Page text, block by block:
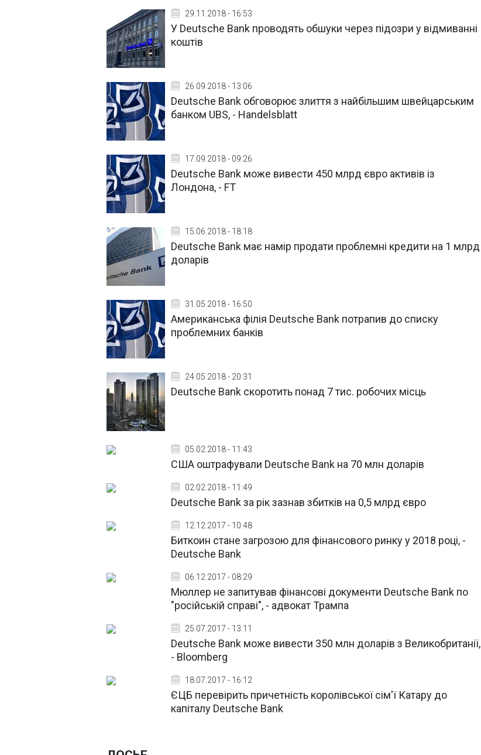
29.11.2018 - 16:53
У Deutsche Bank проводять обшуки через підозри у відмиванні
коштів
26.09.2018 - 13:06
Deutsche Bank обговорює злиття з найбільшим швейцарським
банком UBS, - Handelsblatt
17.09.2018 - 09:26
Deutsche Bank може вивести 450 млрд євро активів із
Лондона, - FT
15.06.2018 - 18:18
Deutsche Bank має намір продати проблемні кредити на 1 млрд
доларів
31.05.2018 - 16:50
Американська філія Deutsche Bank потрапив до списку
проблемних банків
24.05.2018 - 20:31
Deutsche Bank скоротить понад 7 тис. робочих місць
05.02.2018 - 11:43
США оштрафували Deutsche Bank на 70 млн доларів
02.02.2018 - 11:49
Deutsche Bank за рік зазнав збитків на 0,5 млрд євро
12.12.2017 - 10:48
Биткоин стане загрозою для фінансового ринку у 2018 році, -
Deutsche Bank
06.12.2017 - 08:29
Мюллер не запитував фінансові документи Deutsche Bank по
"російській справі", - адвокат Трампа
25.07.2017 - 13:11
Deutsche Bank може вивести 350 млн доларів з Великобританії,
- Bloomberg
18.07.2017 - 16:12
ЄЦБ перевірить причетність королівської сім'ї Катару до
капіталу Deutsche Bank